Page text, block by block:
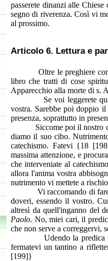
passerete dinanzi alle
segno di riverenza. Così vi
al prossimo.
Articolo 6. Lettura e
Oltre le preghiere
libro che tratti di cose
Apparecchio alla morte di s.
Se voi leggerete qualche
vostra. Sarebbe poi doppio
presenza, soprattutto in
Siccome poi il nostro
diamo il suo cibo.
catechismo. Fatevi {18
massima attenzione, e
che interveniate al
allora l'anima vostra
nutrimento vi mettete a
Vi raccomando di fare
doveri, essendo il vostro.
altresì da quell'inganno del
Paolo. No, miei cari, il
che non serve a correggervi,
Udendo la predica
fermatevi un tantino a
[199]}